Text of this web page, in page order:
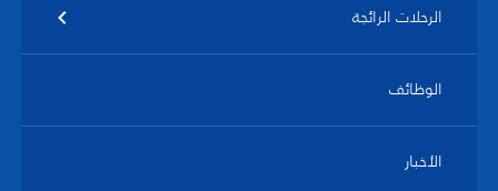
الرحلات الرائجة
الوظائف
الأخبار